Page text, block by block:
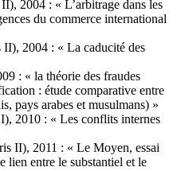
2004 : « L’arbitrage dans les
du commerce international
2004 : « La caducité des
: « la théorie des fraudes
: étude comparative entre
pays arabes et musulmans) »
2010 : « Les conflits internes
II), 2011 : « Le Moyen, essai
lien entre le substantiel et le